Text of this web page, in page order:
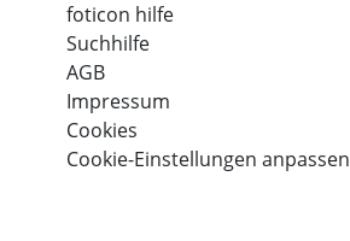
foticon hilfe
Suchhilfe
AGB
Impressum
Cookies
Cookie-Einstellungen anpassen